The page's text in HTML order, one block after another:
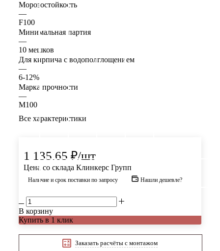
Морозостойкость
—
F100
Минимальная партия
—
10 мешков
Для кирпича с водополглощением
—
6-12%
Марка прочности
—
М100
Все характеристики
1 135.65 ₽/шт
Цена со склада Клинкерс Групп
Наличие и срок поставки по запросу Нашли дешевле?
В корзину
Купить в 1 клик
Заказать расчёты с монтажом